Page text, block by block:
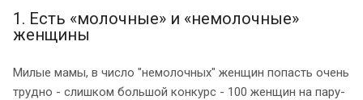
1. Есть «молочные» и «немолочные»
женщины
Милые мамы, в число "немолочных" женщин попасть очень
трудно - слишком большой конкурс - 100 женщин на пару-